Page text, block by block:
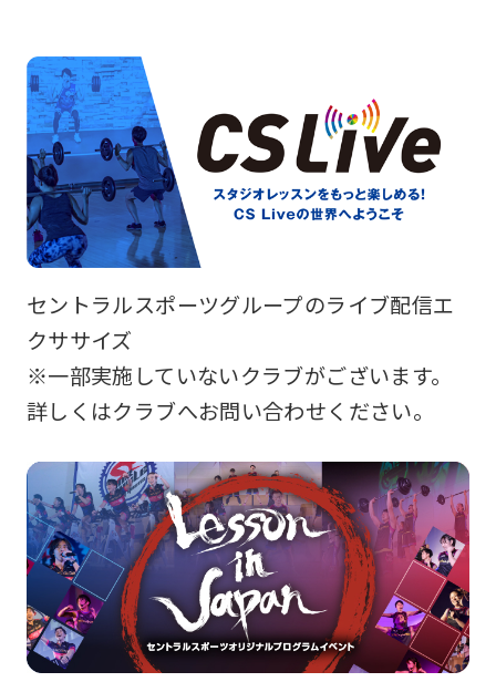
セントラルスポーツグループのライブ配信エ
クササイズ
※一部実施していないクラブがございます。
詳しくはクラブへお問い合わせください。